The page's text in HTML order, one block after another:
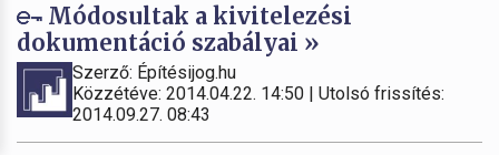
Módosultak a kivitelezési
dokumentáció szabályai »
Szerző: Építésijog.hu
Közzétéve: 2014.04.22. 14:50 | Utolsó frissítés:
2014.09.27. 08:43